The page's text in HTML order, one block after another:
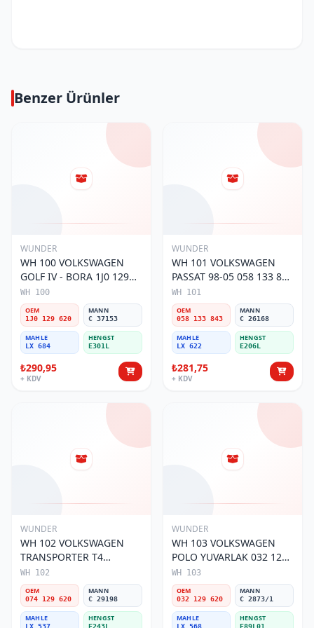
Benzer Ürünler
WUNDER
WH 100 VOLKSWAGEN
GOLF IV - BORA 1J0 129
620 Hava Filtresi
WH 100
OEM
1J0 129 620
MANN
C 37153
MAHLE
LX 684
HENGST
E301L
₺290,95
+ KDV
WUNDER
WH 101 VOLKSWAGEN
PASSAT 98-05 058 133 843
Hava Filtresi
WH 101
OEM
058 133 843
MANN
C 26168
MAHLE
LX 622
HENGST
E206L
₺281,75
+ KDV
WUNDER
WH 102 VOLKSWAGEN
TRANSPORTER T4
(SÜNGERSiZ) 074 129 620
Hava Filtresi
WH 102
OEM
074 129 620
MANN
C 29198
MAHLE
LX 537
HENGST
E243L
WUNDER
WH 103 VOLKSWAGEN
POLO YUVARLAK 032 129
620 Hava Filtresi
WH 103
OEM
032 129 620
MANN
C 2873/1
MAHLE
LX 568
HENGST
E89L01